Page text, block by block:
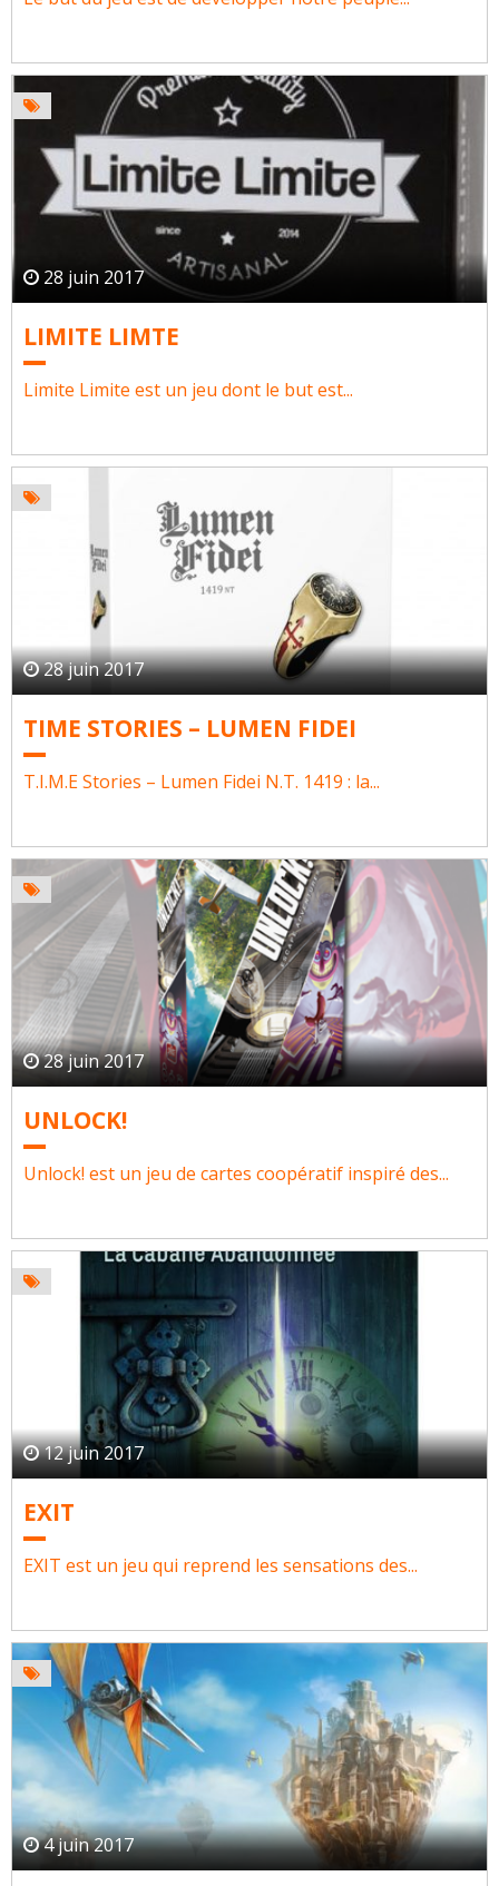
28 juin 2017
LIMITE LIMTE
Limite Limite est un jeu dont le but est...
28 juin 2017
TIME STORIES – LUMEN FIDEI
T.I.M.E Stories – Lumen Fidei N.T. 1419 : la...
28 juin 2017
UNLOCK!
Unlock! est un jeu de cartes coopératif inspiré des...
12 juin 2017
EXIT
EXIT est un jeu qui reprend les sensations des...
4 juin 2017